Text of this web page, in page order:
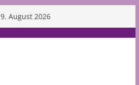
9. August 2026